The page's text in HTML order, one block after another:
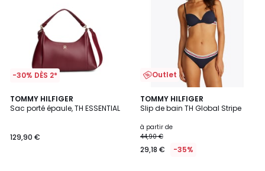
-30% DÈS 2*
TOMMY HILFIGER
Sac porté épaule, TH ESSENTIAL
129,90 €
Outlet
TOMMY HILFIGER
Slip de bain TH Global Stripe
à partir de
44,90 €
29,18 € -35%
2
Couleurs